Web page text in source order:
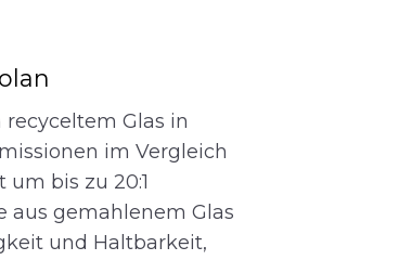
Glas in
im Vergleich
bis zu 20:1
aus gemahlenem Glas
und Haltbarkeit,